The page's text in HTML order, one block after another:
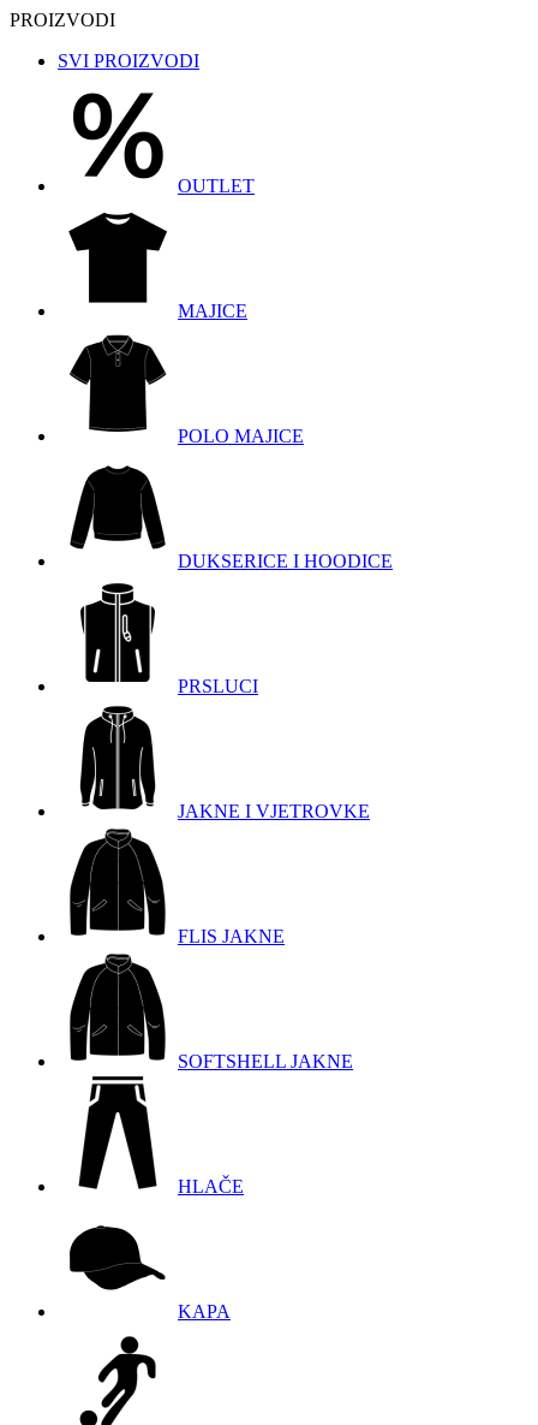
PROIZVODI
SVI PROIZVODI
OUTLET
MAJICE
POLO MAJICE
DUKSERICE I HOODICE
PRSLUCI
JAKNE I VJETROVKE
FLIS JAKNE
SOFTSHELL JAKNE
HLAČE
KAPA